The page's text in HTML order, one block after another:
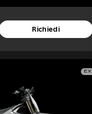
Richiedi
EX